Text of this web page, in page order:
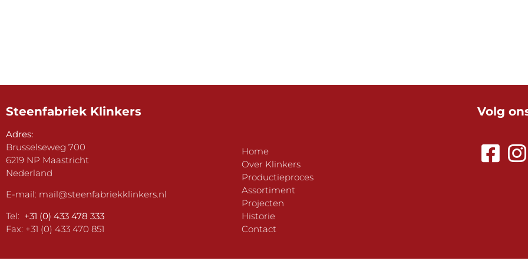
Steenfabriek Klinkers
Adres:
Brusselseweg 700
6219 NP Maastricht
Nederland
E-mail: mail@steenfabriekklinkers.nl
Tel: +31 (0) 433 478 333
Fax: +31 (0) 433 470 851
Home
Over Klinkers
Productieproces
Assortiment
Projecten
Historie
Contact
Volg